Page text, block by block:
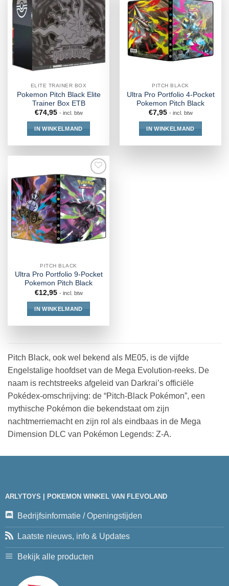
ELITE TRAINER BOX
Pokemon Pitch Black Elite
Trainer Box ETB
€74,95 - incl. btw
IN WINKELMAND
PITCH BLACK
Ultra Pro Portfolio 4-Pocket
Pokemon Pitch Black
€7,95 - incl. btw
IN WINKELMAND
PITCH BLACK
Ultra Pro Portfolio 9-Pocket
Pokemon Pitch Black
€12,95 - incl. btw
IN WINKELMAND
Pitch Black, ook wel bekend als ME05, is de vijfde
Engelstalige hoofdset van de Mega Evolution-reeks. De
naam is rechtstreeks afgeleid van Darkrai’s officiële
Pokédex-omschrijving: de “Pitch-Black Pokémon”, een
mythische Pokémon die bekendstaat om zijn
nachtmerriemacht en zijn rol als eindbaas in de Mega
Dimension DLC van Pokémon Legends: Z-A.
ARLYTOYS | POKEMON WINKEL VAN FLEVOLAND
Bedrijfsinformatie / Openingstijden
Laatste nieuws, info & Updates
Bekijk alle producten